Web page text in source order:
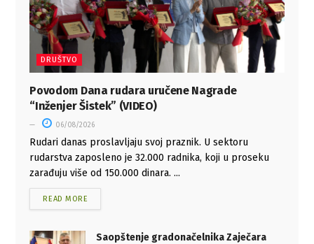
DRUŠTVO
Povodom Dana rudara uručene Nagrade
“Inženjer Šistek” (VIDEO)
06/08/2026
Rudari danas proslavljaju svoj praznik. U sektoru
rudarstva zaposleno je 32.000 radnika, koji u proseku
zarađuju više od 150.000 dinara. ...
READ MORE
Saopštenje gradonačelnika Zaječara